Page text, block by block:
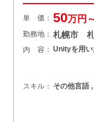
単 価： 50万円
勤務地： 札幌市 札
内 容： Unityを用い
スキル： その他言語